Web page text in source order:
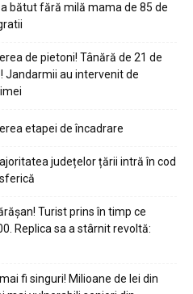
bătut fără milă mama de 85 de
de pietoni! Tânără de 21 de
Jandarmii au intervenit de
etapei de încadrare
județelor țării intră în cod
Turist prins în timp ce
Replica sa a stârnit revoltă:
fi singuri! Milioane de lei din